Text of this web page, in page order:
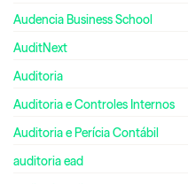
Audencia Business School
AuditNext
Auditoria
Auditoria e Controles Internos
Auditoria e Perícia Contábil
auditoria ead